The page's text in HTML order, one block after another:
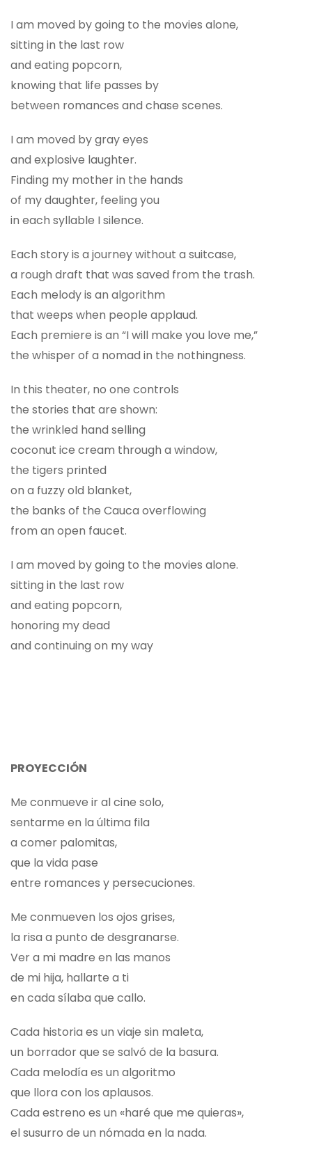
I am moved by going to the movies alone,
sitting in the last row
and eating popcorn,
knowing that life passes by
between romances and chase scenes.
I am moved by gray eyes
and explosive laughter.
Finding my mother in the hands
of my daughter, feeling you
in each syllable I silence.
Each story is a journey without a suitcase,
a rough draft that was saved from the trash.
Each melody is an algorithm
that weeps when people applaud.
Each premiere is an “I will make you love me,”
the whisper of a nomad in the nothingness.
In this theater, no one controls
the stories that are shown:
the wrinkled hand selling
coconut ice cream through a window,
the tigers printed
on a fuzzy old blanket,
the banks of the Cauca overflowing
from an open faucet.
I am moved by going to the movies alone.
sitting in the last row
and eating popcorn,
honoring my dead
and continuing on my way
PROYECCIÓN
Me conmueve ir al cine solo,
sentarme en la última fila
a comer palomitas,
que la vida pase
entre romances y persecuciones.
Me conmueven los ojos grises,
la risa a punto de desgranarse.
Ver a mi madre en las manos
de mi hija, hallarte a ti
en cada sílaba que callo.
Cada historia es un viaje sin maleta,
un borrador que se salvó de la basura.
Cada melodía es un algoritmo
que llora con los aplausos.
Cada estreno es un «haré que me quieras»,
el susurro de un nómada en la nada.